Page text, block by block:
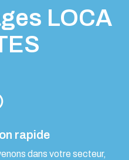
LOCA
rapide
dans votre secteur,